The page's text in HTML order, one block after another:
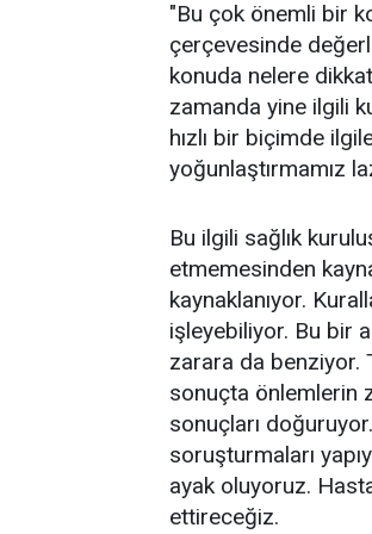
"Bu çok önemli bir
çerçevesinde
konuda nelere
zamanda yine ilgili
hızlı bir biçimde
yoğunlaştırmamız
Bu ilgili sağlık
etmemesinden
kaynaklanıyor.
işleyebiliyor. Bu bir
zarara da benziyor.
sonuçta önlemlerin
sonuçları
soruşturmaları
ayak oluyoruz.
ettireceğiz.